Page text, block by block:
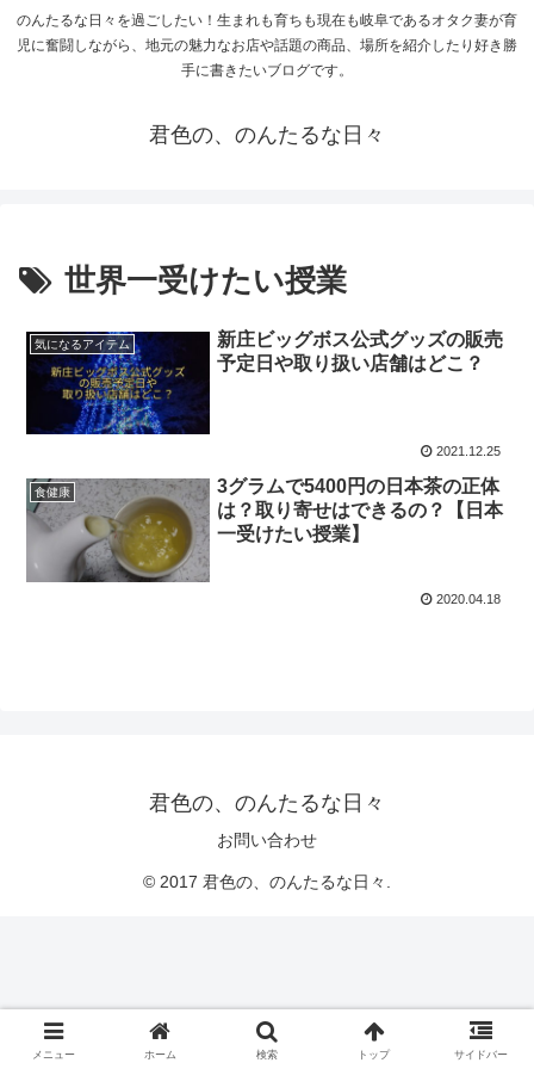
のんたるな日々を過ごしたい！生まれも育ちも現在も岐阜であるオタク妻が育
児に奮闘しながら、地元の魅力なお店や話題の商品、場所を紹介したり好き勝
手に書きたいブログです。
君色の、のんたるな日々
世界一受けたい授業
気になるアイテム
新庄ビッグボス公式グッズの販売
予定日や取り扱い店舗はどこ？
2021.12.25
食健康
3グラムで5400円の日本茶の正体
は？取り寄せはできるの？【日本
一受けたい授業】
2020.04.18
君色の、のんたるな日々
お問い合わせ
© 2017 君色の、のんたるな日々.
メニュー ホーム 検索 トップ サイドバー